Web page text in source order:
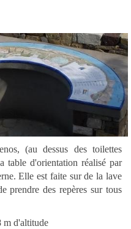
(au dessus des toilettes
table d'orientation réalisé par
Elle est faite sur de la lave
prendre des repères sur tous
m d'altitude